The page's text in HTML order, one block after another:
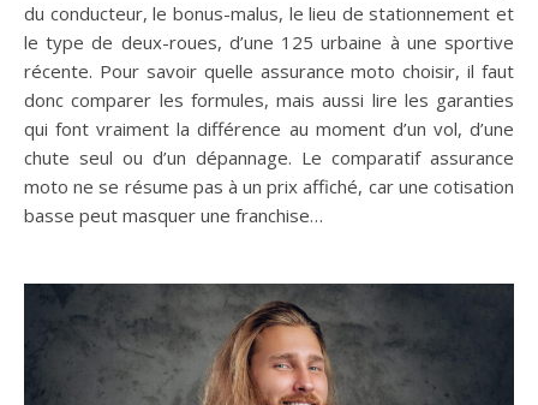
du conducteur, le bonus-malus, le lieu de stationnement et
le type de deux-roues, d’une 125 urbaine à une sportive
récente. Pour savoir quelle assurance moto choisir, il faut
donc comparer les formules, mais aussi lire les garanties
qui font vraiment la différence au moment d’un vol, d’une
chute seul ou d’un dépannage. Le comparatif assurance
moto ne se résume pas à un prix affiché, car une cotisation
basse peut masquer une franchise…